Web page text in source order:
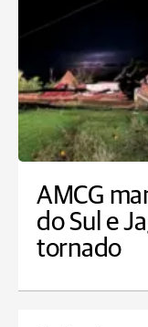
AMCG
do Sul e
tornado